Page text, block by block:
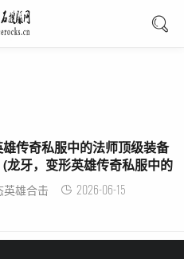
雄传奇私服中的法师顶级装备
龙牙，变形英雄传奇私服中的
装备。)
英雄合击 2026-06-15